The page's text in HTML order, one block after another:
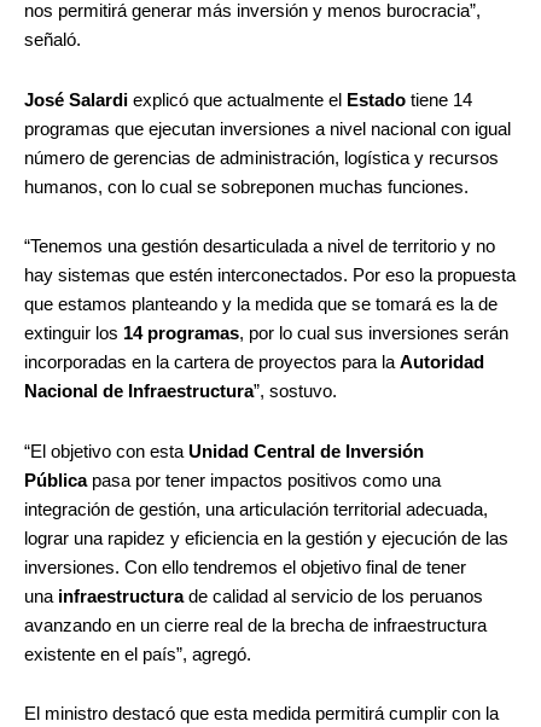
nos permitirá generar más inversión y menos burocracia”,
señaló.
José Salardi explicó que actualmente el Estado tiene 14
programas que ejecutan inversiones a nivel nacional con igual
número de gerencias de administración, logística y recursos
humanos, con lo cual se sobreponen muchas funciones.
“Tenemos una gestión desarticulada a nivel de territorio y no
hay sistemas que estén interconectados. Por eso la propuesta
que estamos planteando y la medida que se tomará es la de
extinguir los 14 programas, por lo cual sus inversiones serán
incorporadas en la cartera de proyectos para laAutoridad
Nacional de Infraestructura”, sostuvo.
“El objetivo con esta Unidad Central de Inversión
Públicapasa por tener impactos positivos como una
integración de gestión, una articulación territorial adecuada,
lograr una rapidez y eficiencia en la gestión y ejecución de las
inversiones. Con ello tendremos el objetivo final de tener
una infraestructurade calidad al servicio de los peruanos
avanzando en un cierre real de la brecha de infraestructura
existente en el país”, agregó.
El ministro destacó que esta medida permitirá cumplir con la